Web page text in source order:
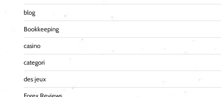
blog
Bookkeeping
casino
categori
des jeux